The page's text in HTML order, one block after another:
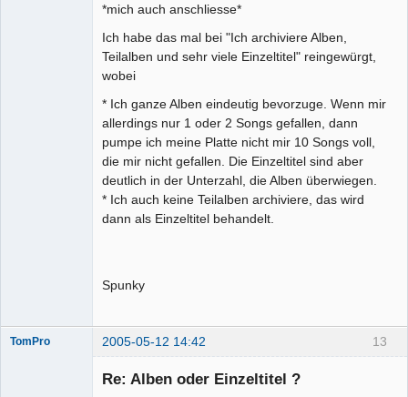
*mich auch anschliesse*
Ich habe das mal bei "Ich archiviere Alben,
Teilalben und sehr viele Einzeltitel" reingewürgt,
wobei
* Ich ganze Alben eindeutig bevorzuge. Wenn mir
allerdings nur 1 oder 2 Songs gefallen, dann
pumpe ich meine Platte nicht mir 10 Songs voll,
die mir nicht gefallen. Die Einzeltitel sind aber
deutlich in der Unterzahl, die Alben überwiegen.
* Ich auch keine Teilalben archiviere, das wird
dann als Einzeltitel behandelt.
Spunky
13
TomPro 2005-05-12 14:42
Re: Alben oder Einzeltitel ?